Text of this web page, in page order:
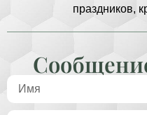
праздников,